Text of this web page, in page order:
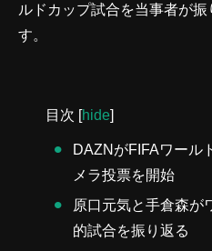
ルドカップ試合を当事者が
す。
目次 [hide]
DAZNがFIFAワール
メラ投票を開始
原口元気と手倉森が
的試合を振り返る